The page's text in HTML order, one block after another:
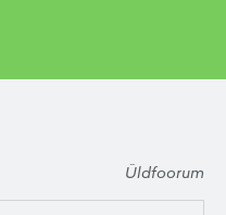
Üldfoorum